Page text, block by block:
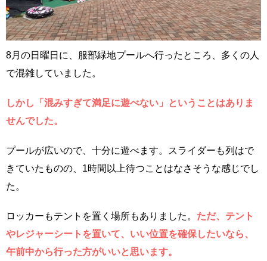
8月の日曜日に、服部緑地プールへ行ったところ、多くの人
で混雑していました。
しかし「混みすぎて満足に遊べない」ということはありま
せんでした。
プールが広いので、十分に遊べます。スライダーも列はで
きていたものの、1時間以上待つことはなさそうな感じでし
た。
ロッカーもテントを置く場所もありました。 ただ、テント
やレジャーシートを置いて、いい位置を確保したいなら、
午前中から行った方がいいと思います。